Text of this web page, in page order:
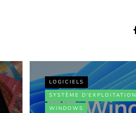
LOGICIELS
SYSTÈME D'EXPLOITATION
WINDOWS